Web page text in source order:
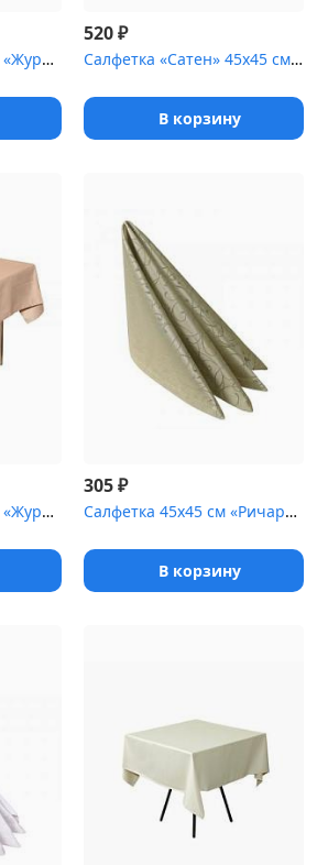
Скатерть 145х195 см «Журавинка» бежевая [(вензель)]
520₽
Салфетка «Сатен» 45х45 см мокка [(гладь)]
В корзину
Скатерть 145х195 см «Журавинка» бежевая [(гладь)]
305₽
Салфетка 45х45 см «Ричард ажур» фисташковая
В корзину